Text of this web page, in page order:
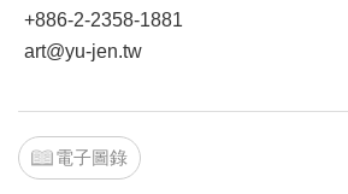
+886-2-2358-1881
art@yu-jen.tw
電子圖錄